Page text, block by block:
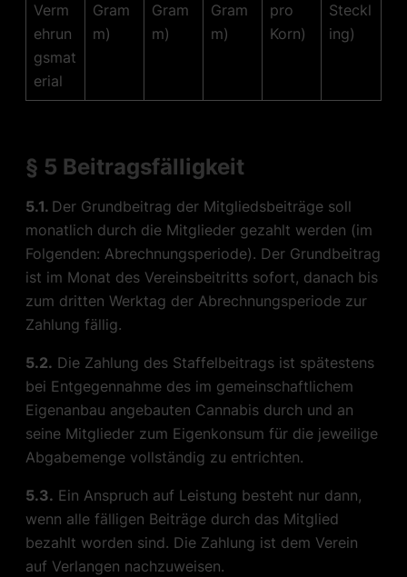
Verm
ehrun
gsmat
erial
Gram
m)
Gram
m)
Gram
m)
pro
Korn)
Steckl
ing)
§ 5 Beitragsfälligkeit
5.1. Der Grundbeitrag der Mitgliedsbeiträge soll
monatlich durch die Mitglieder gezahlt werden (im
Folgenden: Abrechnungsperiode). Der Grundbeitrag
ist im Monat des Vereinsbeitritts sofort, danach bis
zum dritten Werktag der Abrechnungsperiode zur
Zahlung fällig.
5.2. Die Zahlung des Staffelbeitrags ist spätestens
bei Entgegennahme des im gemeinschaftlichem
Eigenanbau angebauten Cannabis durch und an
seine Mitglieder zum Eigenkonsum für die jeweilige
Abgabemenge vollständig zu entrichten.
5.3. Ein Anspruch auf Leistung besteht nur dann,
wenn alle fälligen Beiträge durch das Mitglied
bezahlt worden sind. Die Zahlung ist dem Verein
auf Verlangen nachzuweisen.